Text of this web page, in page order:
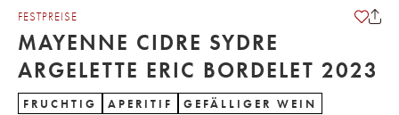
FESTPREISE
MAYENNE CIDRE SYDRE
ARGELETTE ERIC BORDELET 2023
FRUCHTIG APERITIF GEFÄLLIGER WEIN